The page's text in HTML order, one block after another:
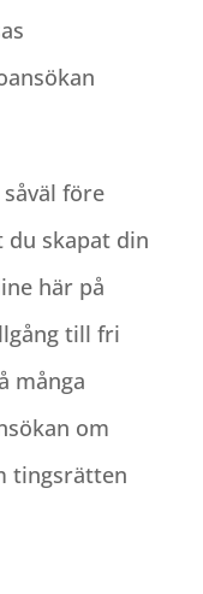
före
skapat din
här på
till fri
många
om
tingsrätten